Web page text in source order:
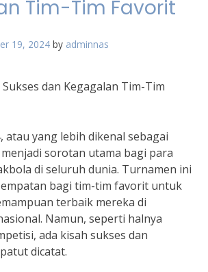
Tim-Tim Favorit
19, 2024 by adminnas
Sukses dan Kegagalan Tim-Tim
atau yang lebih dikenal sebagai
sorotan utama bagi para
di seluruh dunia. Turnamen ini
bagi tim-tim favorit untuk
terbaik mereka di
Namun, seperti halnya
ada kisah sukses dan
dicatat.